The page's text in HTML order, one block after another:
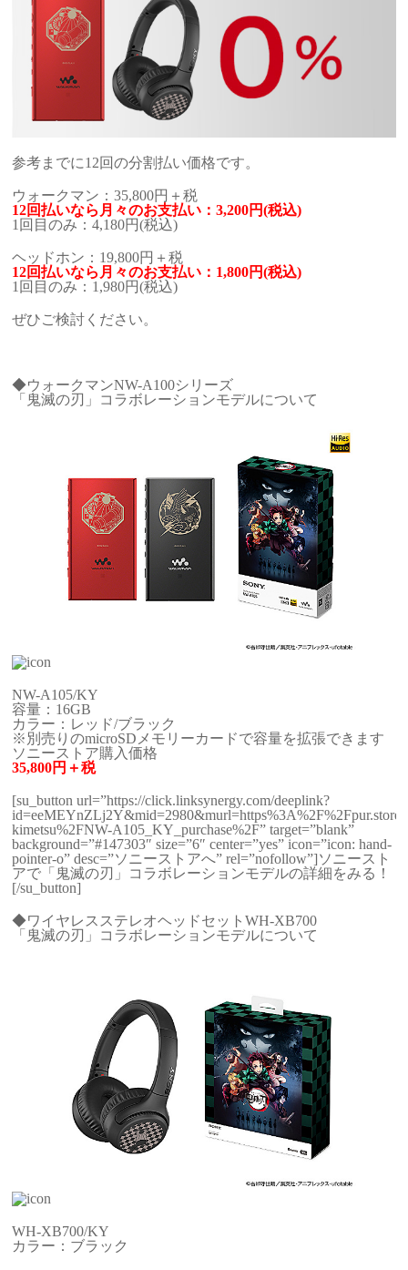
参考までに12回の分割払い価格です。
ウォークマン：35,800円＋税
12回払いなら月々のお支払い：3,200円(税込)
1回目のみ：4,180円(税込)
ヘッドホン：19,800円＋税
12回払いなら月々のお支払い：1,800円(税込)
1回目のみ：1,980円(税込)
ぜひご検討ください。
◆ウォークマンNW-A100シリーズ
「鬼滅の刃」コラボレーションモデルについて
NW-A105/KY
容量：16GB
カラー：レッド/ブラック
※別売りのmicroSDメモリーカードで容量を拡張できます
ソニーストア購入価格
35,800円＋税
[su_button url=”https://click.linksynergy.com/deeplink?
kimetsu%2FNW-A105_KY_purchase%2F” target=”blank”
background=”#147303″ size=”6″ center=”yes” icon=”icon: hand-
pointer-o” desc=”ソニーストアへ” rel=”nofollow”]ソニースト
アで「鬼滅の刃」コラボレーションモデルの詳細をみる！
[/su_button]
◆ワイヤレスステレオヘッドセットWH-XB700
「鬼滅の刃」コラボレーションモデルについて
WH-XB700/KY
カラー：ブラック